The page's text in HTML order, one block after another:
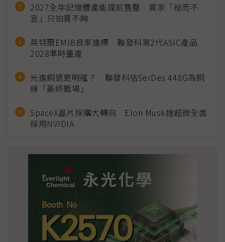
2027全年記憶體產能提前售罄 買家「祕而不
宣」只怕買不夠
英特爾EMIB良率達標 聯發科第2代ASIC產品
2028準時量產
光進銅退更明確？ 聯發科估SerDes 448G為銅
線「最終戰場」
SpaceX晶片採購大轉向 Elon Musk捨超微全面
採用NVIDIA